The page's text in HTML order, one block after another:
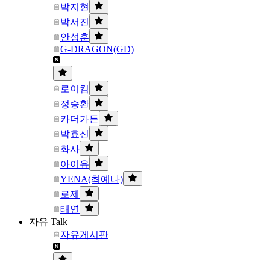
박지현
박서진
안성훈
G-DRAGON(GD)
로이킴
정승환
카더가든
박효신
화사
아이유
YENA(최예나)
로제
태연
자유 Talk
자유게시판